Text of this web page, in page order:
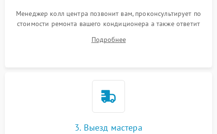
Менеджер колл центра позвонит вам, проконсультирует по
стоимости ремонта вашего кондиционера а также ответит
Подробнее
3. Выезд мастера